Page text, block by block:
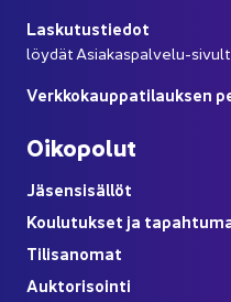
Las­ku­tus­tie­dot
löy­dät Asiakaspalvelu-​
Verk­ko­kaup­pa­ti­lauk­sen
Oi­ko­po­lut
Jä­sen­si­säl­löt
Kou­lu­tuk­set ja
Ti­li­sa­no­mat
Auk­to­ri­soin­ti